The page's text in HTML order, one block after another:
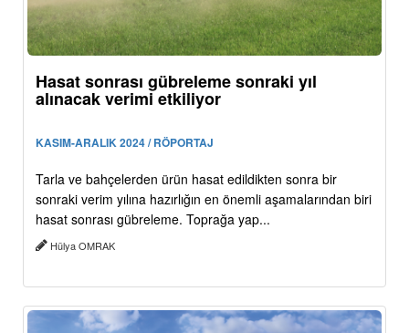
Hasat sonrası gübreleme sonraki yıl
alınacak verimi etkiliyor
KASIM-ARALIK 2024 / RÖPORTAJ
Tarla ve bahçelerden ürün hasat edildikten sonra bir
sonraki verim yılına hazırlığın en önemli aşamalarından biri
hasat sonrası gübreleme. Toprağa yap...
Hülya OMRAK